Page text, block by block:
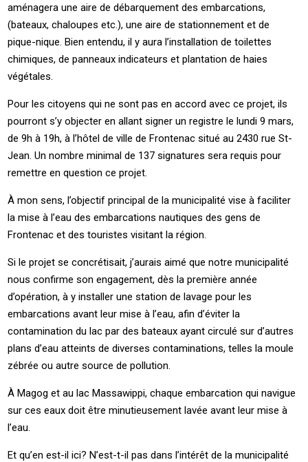
aménagera une aire de débarquement des embarcations,
(bateaux, chaloupes etc.), une aire de stationnement et de
pique-nique. Bien entendu, il y aura l’installation de toilettes
chimiques, de panneaux indicateurs et plantation de haies
végétales.
Pour les citoyens qui ne sont pas en accord avec ce projet, ils
pourront s’y objecter en allant signer un registre le lundi 9 mars,
de 9h à 19h, à l’hôtel de ville de Frontenac situé au 2430 rue St-
Jean. Un nombre minimal de 137 signatures sera requis pour
remettre en question ce projet.
À mon sens, l’objectif principal de la municipalité vise à faciliter
la mise à l’eau des embarcations nautiques des gens de
Frontenac et des touristes visitant la région.
Si le projet se concrétisait, j’aurais aimé que notre municipalité
nous confirme son engagement, dès la première année
d’opération, à y installer une station de lavage pour les
embarcations avant leur mise à l’eau, afin d’éviter la
contamination du lac par des bateaux ayant circulé sur d’autres
plans d’eau atteints de diverses contaminations, telles la moule
zébrée ou autre source de pollution.
À Magog et au lac Massawippi, chaque embarcation qui navigue
sur ces eaux doit être minutieusement lavée avant leur mise à
l’eau.
Et qu’en est-il ici? N’est-t-il pas dans l’intérêt de la municipalité